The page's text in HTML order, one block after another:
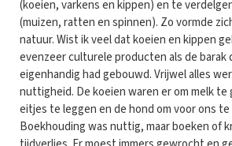
(koeien, varkens en kippen) en te
(muizen, ratten en spinnen). Zo vormde
natuur. Wist ik veel dat koeien en kippen
evenzeer culturele producten als de barak
eigenhandig had gebouwd. Vrijwel alles
nuttigheid. De koeien waren er om melk te
eitjes te leggen en de hond om voor ons te
Boekhouding was nuttig, maar boeken of